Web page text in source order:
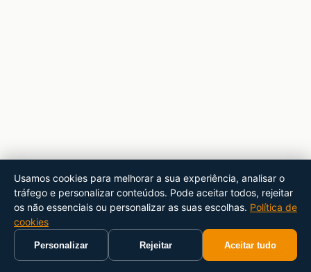
Usamos cookies para melhorar a sua experiência, analisar o
tráfego e personalizar conteúdos. Pode aceitar todos, rejeitar
os não essenciais ou personalizar as suas escolhas. Política de
cookies
Personalizar Rejeitar Aceitar tudo